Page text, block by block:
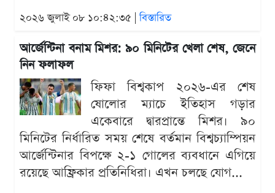
২০২৬ জুলাই ০৮ ১০:৪২:৩৫ |বিস্তারিত
আর্জেন্টিনা বনাম মিশর: ৯০ মিনিটের খেলা শেষ, জেনে
নিন ফলাফল
ফিফা বিশ্বকাপ ২০২৬-এর শেষ
ষোলোর ম্যাচে ইতিহাস গড়ার
একেবারে দ্বারপ্রান্তে মিশর। ৯০
মিনিটের নির্ধারিত সময় শেষে বর্তমান বিশ্বচ্যাম্পিয়ন
আর্জেন্টিনার বিপক্ষে ২-১ গোলের ব্যবধানে এগিয়ে
রয়েছে আফ্রিকার প্রতিনিধিরা। এখন চলছে যোগ...